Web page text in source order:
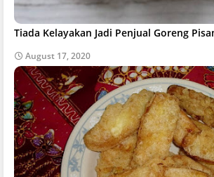
Tiada Kelayakan Jadi Penjual Goreng
August 17, 2020